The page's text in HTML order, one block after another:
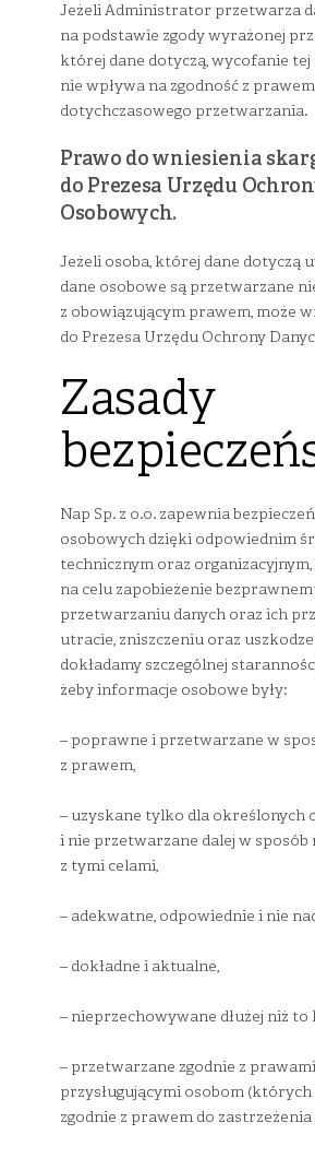
Jeżeli Administrator przetwarza
na podstawie zgody wyrażonej
której dane dotyczą, wycofanie tej
nie wpływa na zgodność z prawem
dotychczasowego przetwarzania.
Prawo do wniesienia
do Prezesa Urzędu
Osobowych.
Jeżeli osoba, której dane dotyczą
dane osobowe są przetwarzane
z obowiązującym prawem, może
do Prezesa Urzędu Ochrony
Zasady
Nap Sp. z o.o. zapewnia
osobowych dzięki odpowiednim
technicznym oraz organizacyjnym,
na celu zapobieżenie
przetwarzaniu danych oraz ich
utracie, zniszczeniu oraz
dokładamy szczególnej
żeby informacje osobowe były:
– poprawne i przetwarzane w
z prawem,
– uzyskane tylko dla określonych
i nie przetwarzane dalej w sposób
z tymi celami,
– adekwatne, odpowiednie i nie
– dokładne i aktualne,
– nieprzechowywane dłużej niż to
– przetwarzane zgodnie z prawami
przysługującymi osobom
zgodnie z prawem do